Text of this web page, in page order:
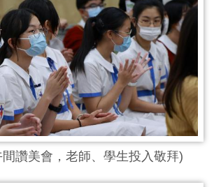
讚美會，老師、學生投入敬拜)